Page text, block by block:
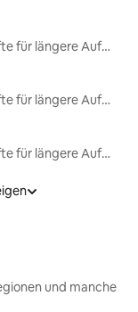
Unterkünfte für längere Aufenthalte
Unterkünfte für längere Aufenthalte
Unterkünfte für längere Aufenthalte
und manche